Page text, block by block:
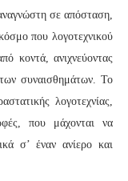
σε απόσταση,
που λογοτεχνικού
κοντά, ανιχνεύοντας
συναισθημάτων. Το
λογοτεχνίας,
που μάχονται να
σ’ έναν ανίερο και